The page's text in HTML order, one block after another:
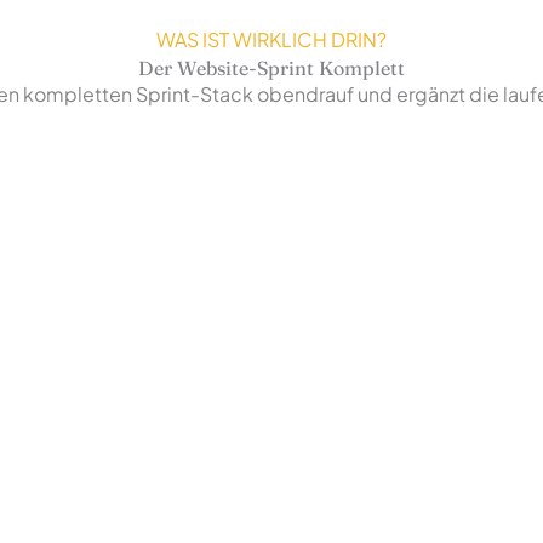
WAS IST WIRKLICH DRIN?
Der Website-Sprint Komplett
kompletten Sprint-Stack obendrauf und ergänzt die